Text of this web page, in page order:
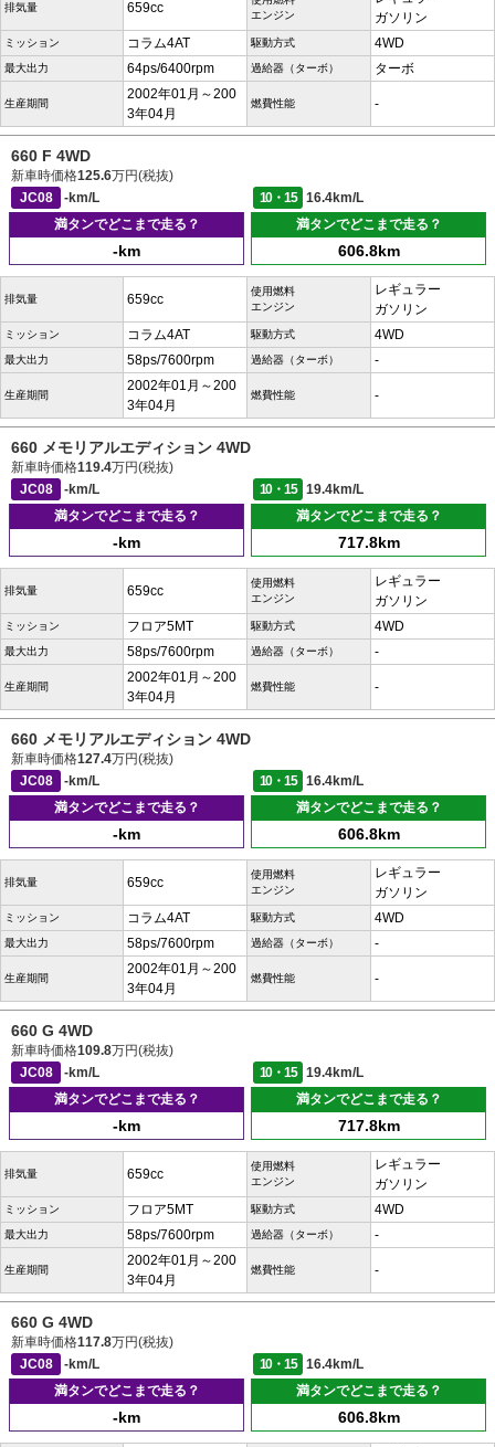
排気量 659cc
エンジン
ガソリン
ミッション コラム4AT 駆動方式 4WD
最大出力 64ps/6400rpm 過給器（ターボ） ターボ
生産期間
2002年01月～200
3年04月
燃費性能 -
660 F 4WD
新車時価格125.6万円(税抜)
JC08
-km/L 10・15
16.4km/L
満タンでどこまで走る？
-km
満タンでどこまで走る？
606.8km
排気量 659cc
使用燃料
エンジン
レギュラー
ガソリン
ミッション コラム4AT 駆動方式 4WD
最大出力 58ps/7600rpm 過給器（ターボ） -
生産期間
2002年01月～200
3年04月
燃費性能 -
660 メモリアルエディション 4WD
新車時価格119.4万円(税抜)
JC08
-km/L 10・15
19.4km/L
満タンでどこまで走る？
-km
満タンでどこまで走る？
717.8km
排気量 659cc
使用燃料
エンジン
レギュラー
ガソリン
ミッション フロア5MT 駆動方式 4WD
最大出力 58ps/7600rpm 過給器（ターボ） -
生産期間
2002年01月～200
3年04月
燃費性能 -
660 メモリアルエディション 4WD
新車時価格127.4万円(税抜)
JC08
-km/L 10・15
16.4km/L
満タンでどこまで走る？
-km
満タンでどこまで走る？
606.8km
排気量 659cc
使用燃料
エンジン
レギュラー
ガソリン
ミッション コラム4AT 駆動方式 4WD
最大出力 58ps/7600rpm 過給器（ターボ） -
生産期間
2002年01月～200
3年04月
燃費性能 -
660 G 4WD
新車時価格109.8万円(税抜)
JC08
-km/L 10・15
19.4km/L
満タンでどこまで走る？
-km
満タンでどこまで走る？
717.8km
排気量 659cc
使用燃料
エンジン
レギュラー
ガソリン
ミッション フロア5MT 駆動方式 4WD
最大出力 58ps/7600rpm 過給器（ターボ） -
生産期間
2002年01月～200
3年04月
燃費性能 -
660 G 4WD
新車時価格117.8万円(税抜)
JC08
-km/L 10・15
16.4km/L
満タンでどこまで走る？
-km
満タンでどこまで走る？
606.8km